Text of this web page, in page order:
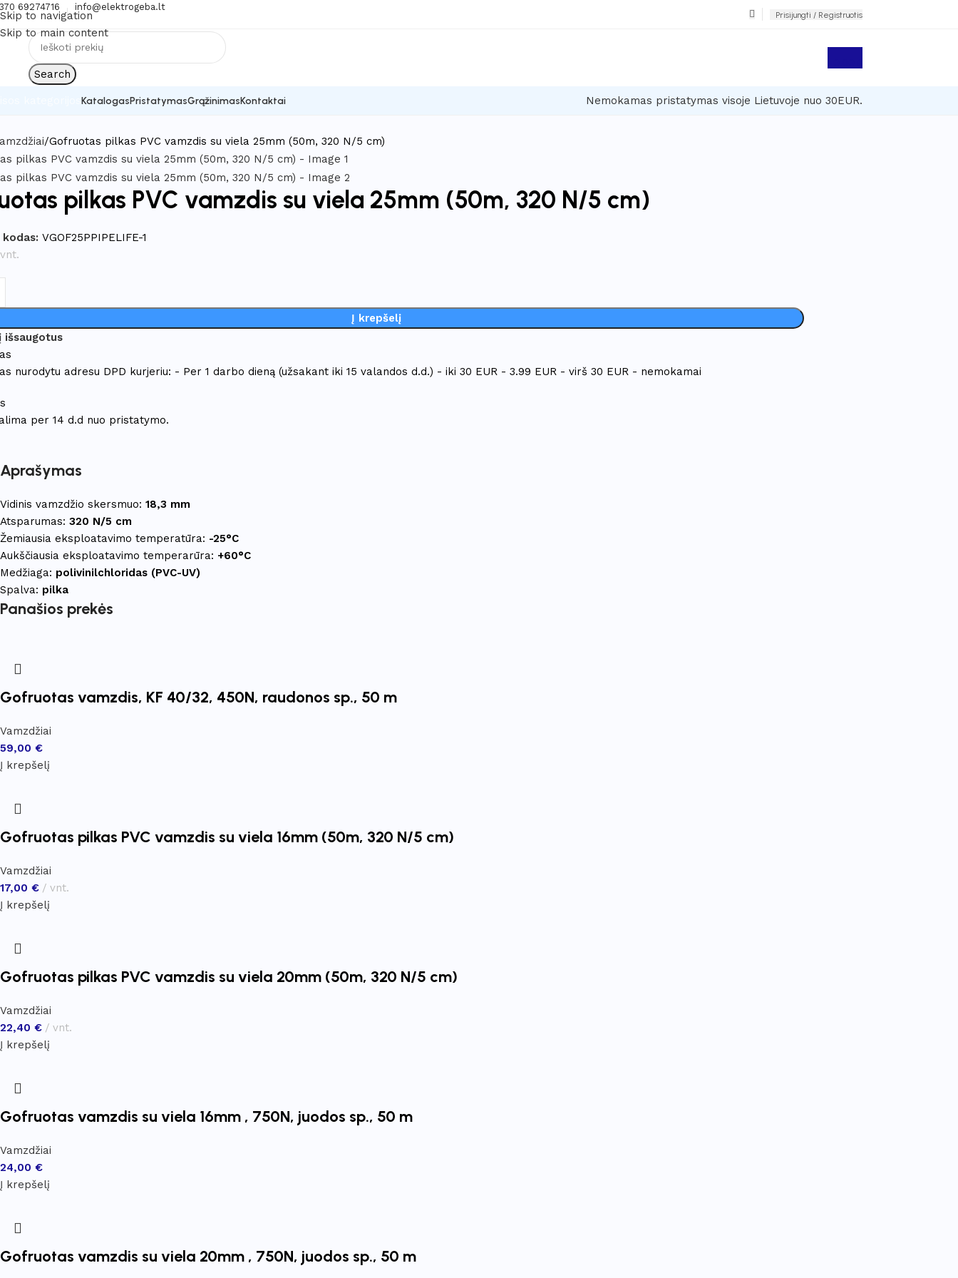
Skip to navigation
Skip to main content
69274716 info@elektrogeba.lt
Prisijungti / Registruotis
Search
KatalogasPristatymasGrąžinimasKontaktai Nemokamas pristatymas visoje Lietuvoje nuo 30EUR.
Gofruotas pilkas PVC vamzdis su viela 25mm (50m, 320 N/5 cm)
pilkas PVC vamzdis su viela 25mm (50m, 320 N/5 cm)
kodas:VGOF25PPIPELIFE-1
vnt.
Į krepšelį
išsaugotus
nurodytu adresu DPD kurjeriu: - Per 1 darbo dieną (užsakant iki 15 valandos d.d.) - iki 30 EUR - 3.99 EUR - virš 30 EUR - nemokamai
per 14 d.d nuo pristatymo.
Aprašymas
Vidinis vamzdžio skersmuo: 18,3 mm
Atsparumas: 320 N/5 cm
Žemiausia eksploatavimo temperatūra: -25°C
Aukščiausia eksploatavimo temperarūra: +60°C
Medžiaga: polivinilchloridas (PVC-UV)
Spalva: pilka
Panašios prekės
Gofruotas vamzdis, KF 40/32, 450N, raudonos sp., 50 m
Vamzdžiai
59,00 €
Į krepšelį
Gofruotas pilkas PVC vamzdis su viela 16mm (50m, 320 N/5 cm)
Vamzdžiai
17,00 €
vnt.
Į krepšelį
Gofruotas pilkas PVC vamzdis su viela 20mm (50m, 320 N/5 cm)
Vamzdžiai
22,40 €
vnt.
Į krepšelį
Gofruotas vamzdis su viela 16mm , 750N, juodos sp., 50 m
Vamzdžiai
24,00 €
Į krepšelį
Gofruotas vamzdis su viela 20mm , 750N, juodos sp., 50 m